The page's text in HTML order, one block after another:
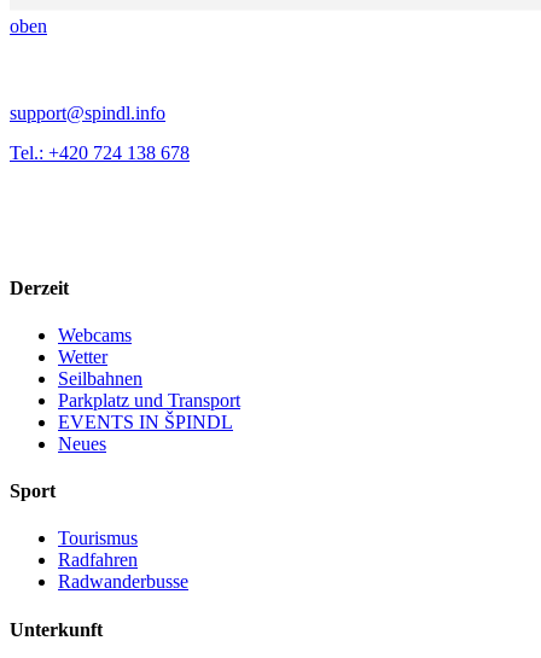
oben
support@spindl.info
Tel.: +420 724 138 678
Derzeit
Webcams
Wetter
Seilbahnen
Parkplatz und Transport
EVENTS IN ŠPINDL
Neues
Sport
Tourismus
Radfahren
Radwanderbusse
Unterkunft